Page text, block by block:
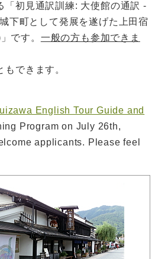
「初見通訳訓練: 大使館の通訳 -
下町として発展を遂げた上田宿
です。 一般の方も参加できま
できます。
English Tour Guide and
Program on July 26th,
applicants. Please feel